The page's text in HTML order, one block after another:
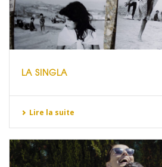
LA SINGLA
Lire la suite